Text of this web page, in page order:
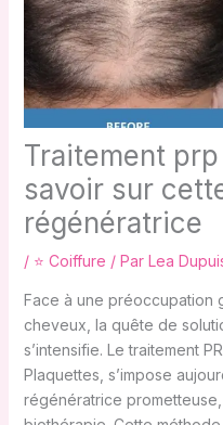
Traitement
savoir sur
régénératrice
/ ⭐ Coiffure / Par Lea
Face à une préoccupation
cheveux, la quête de
s’intensifie. Le traitement
Plaquettes, s’impose
régénératrice